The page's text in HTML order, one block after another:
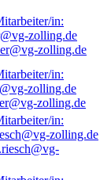
zolling.de
zolling.de